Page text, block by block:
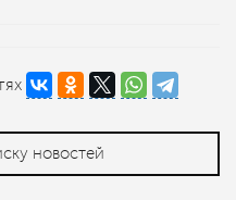
новостей